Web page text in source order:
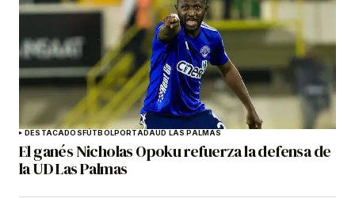
DESTACADOS FÚTBOLPORTADAUD LAS PALMAS
El ganés Nicholas Opoku refuerza la defensa de
la UD Las Palmas